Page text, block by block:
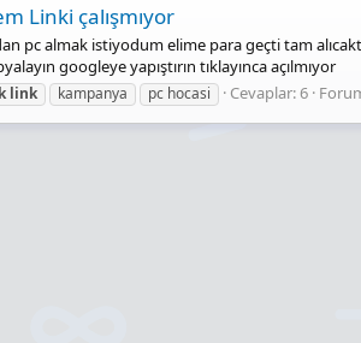
Linki çalışmıyor
pc almak istiyodum elime para geçti tam
googleye yapıştırın tıklayınca açılmıyor
link kampanya pc hocasi Cevaplar: 6